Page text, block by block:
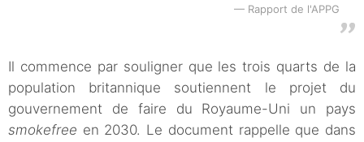
Rapport de l'APPG
Il commence par souligner que les trois quarts de la
population britannique soutiennent le projet du
gouvernement de faire du Royaume-Uni un pays
smokefree en 2030. Le document rappelle que dans